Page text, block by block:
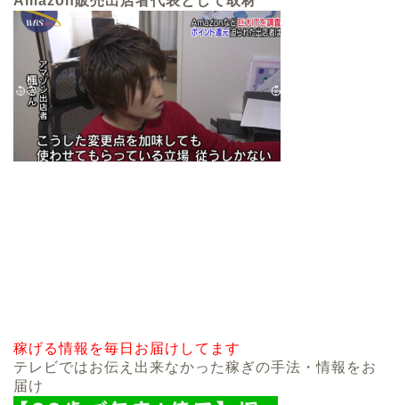
稼げる情報を毎日お届けしてます
テレビではお伝え出来なかった稼ぎの手法・情報をお
届け